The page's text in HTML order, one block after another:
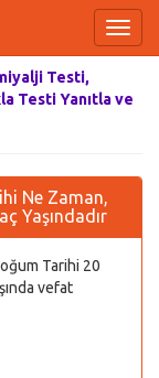
Testi,
Testi Yanıtla ve
Ne Zaman,
Yaşındadır
Tarihi 20
vefat